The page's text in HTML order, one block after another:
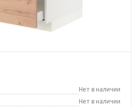
Нет в наличии
Нет в наличии